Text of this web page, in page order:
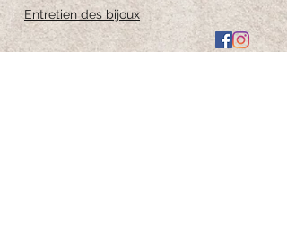
Entretien des bijoux